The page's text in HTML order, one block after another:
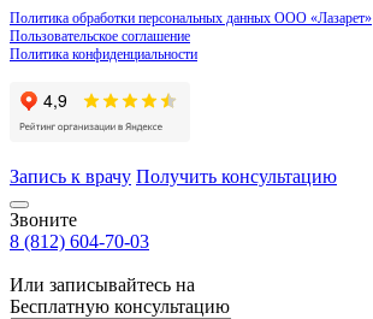
Политика обработки персональных данных ООО «Лазарет»
Пользовательское соглашение
Политика конфиденциальности
Запись к врачу Получить консультацию
Звоните
8 (812) 604-70-03
Или записывайтесь на
Бесплатную консультацию